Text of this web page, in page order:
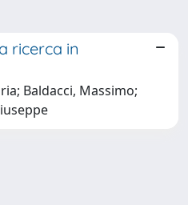
ricerca in
Baldacci, Massimo;